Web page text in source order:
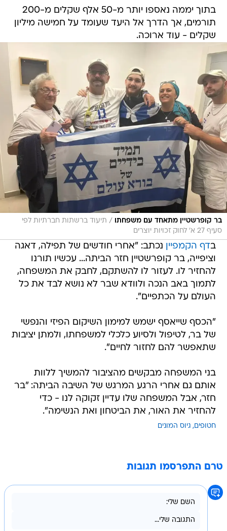
בתוך יממה נאספו יותר מ-50 אלף שקלים מ-200
תורמים, אך הדרך אל היעד שעומד על חמישה מיליון
שקלים - עוד ארוכה.
בר קופרשטיין מתאחד עם משפחתו / תיעוד ברשתות חברתיות לפי
סעיף 27 א' לחוק זכויות יוצרים
בדף הקמפיין נכתב: "אחרי חודשים של תפילה, דאגה
וציפייה, בר קופרשטיין חזר הביתה... עכשיו תורנו
להחזיר לו. לעזור לו להשתקם, לחבק את המשפחה,
לתמוך באב הנכה ולוודא שבר לא נושא לבד את כל
העולם על הכתפיים".
"הכסף שייאסף ישמש למימון השיקום הפיזי והנפשי
של בר, לטיפול ולסיוע כלכלי למשפחתו, ולמתן יציבות
שתאפשר להם לחזור לחיים".
בני המשפחה מבקשים מהציבור להמשיך ללוות
אותם גם אחרי הרגע המרגש של השיבה הביתה: "בר
חזר, אבל המשפחה שלו עדיין זקוקה לנו - כדי
להחזיר את האור, את הביטחון ואת הנשימה".
חטופים גיוס המונים
טרם התפרסמו תגובות